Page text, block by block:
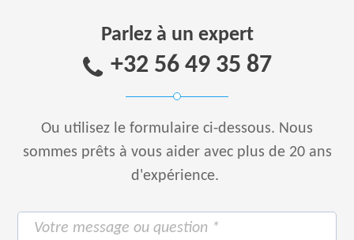
Parlez à un expert
+32 56 49 35 87
Ou utilisez le formulaire ci-dessous. Nous
sommes prêts à vous aider avec plus de 20 ans
d'expérience.